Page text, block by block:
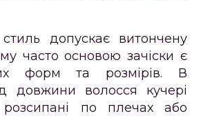
допускає витончену
часто основою зачіски є
форм та розмірів. В
довжини волосся кучері
по плечах або